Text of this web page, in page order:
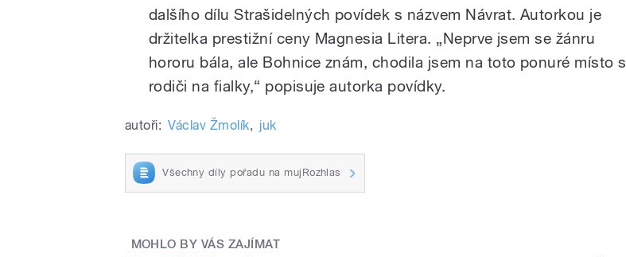
dalšího dílu Strašidelných povídek s názvem Návrat. Autorkou je
držitelka prestižní ceny Magnesia Litera. „Neprve jsem se žánru
hororu bála, ale Bohnice znám, chodila jsem na toto ponuré místo s
rodiči na fialky,“ popisuje autorka povídky.
autoři: Václav Žmolík, juk
Všechny díly pořadu na mujRozhlas
MOHLO BY VÁS ZAJÍMAT